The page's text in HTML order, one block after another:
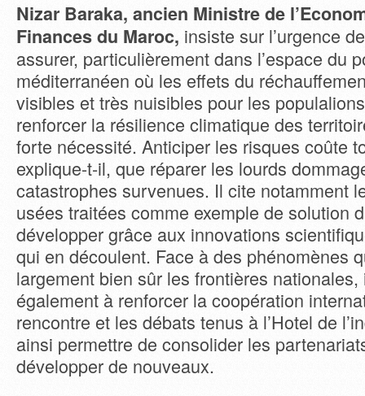
Nizar Baraka, ancien Ministre de
Finances du Maroc, insiste sur l’urgence
assurer, particulièrement dans l’espace du
méditerranéen où les effets du
visibles et très nuisibles pour les
renforcer la résilience climatique des
forte nécessité. Anticiper les risques coûte
explique-t-il, que réparer les lourds
catastrophes survenues. Il cite notamment
usées traitées comme exemple de solution
développer grâce aux innovations
qui en découlent. Face à des phénomènes
largement bien sûr les frontières
également à renforcer la coopération
rencontre et les débats tenus à l’Hotel de
ainsi permettre de consolider les
développer de nouveaux.